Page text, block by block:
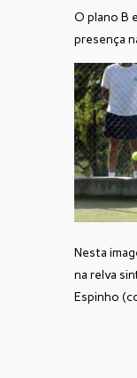
O plano B
presença
Nesta
na relva
Espinho